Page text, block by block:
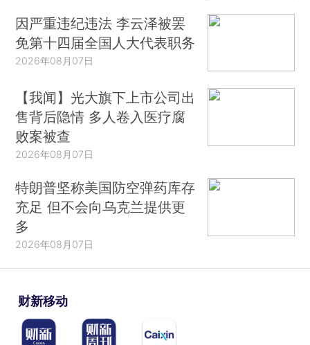
因严重违纪违法 李云泽被罢
免第十四届全国人大代表职务
2026年08月07日
【我闻】光大旗下上市公司出
售背后隐情 多人卷入医疗腐
败案被查
2026年08月07日
特朗普坚称美国防空弹药库存
充足 但不会向乌克兰提供更
多
2026年08月07日
财新移动